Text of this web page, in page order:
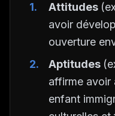
Attitudes
avoir
ouverture
Aptitudes
affirme avoir
enfant